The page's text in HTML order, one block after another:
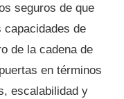
seguros de que
capacidades de
de la cadena de
en términos
escalabilidad y